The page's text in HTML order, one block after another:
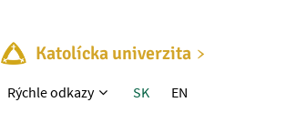
Katolícka univerzita
Rýchle menu
Rýchle odkazy SK EN